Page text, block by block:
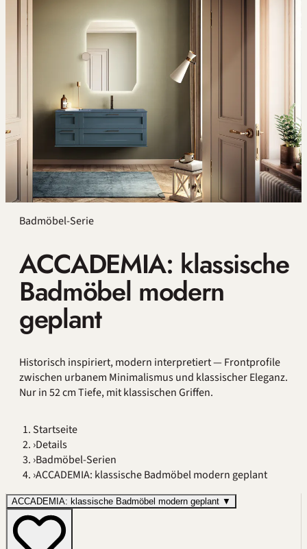
Badmöbel-Serie
ACCADEMIA: klassische
Badmöbel modern
geplant
Historisch inspiriert, modern interpretiert — Frontprofile
zwischen urbanem Minimalismus und klassischer Eleganz.
Nur in 52 cm Tiefe, mit klassischen Griffen.
Startseite
›Details
›Badmöbel-Serien
›ACCADEMIA: klassische Badmöbel modern geplant
ACCADEMIA: klassische Badmöbel modern geplant ▼